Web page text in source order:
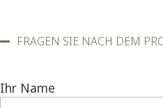
FRAGEN SIE NACH DEM
Ihr Name